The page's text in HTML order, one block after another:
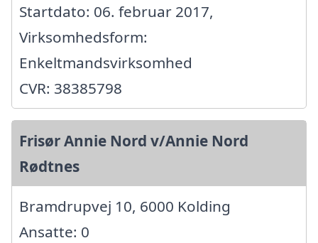
Startdato: 06. februar 2017,
Virksomhedsform:
Enkeltmandsvirksomhed
CVR: 38385798
Frisør Annie Nord v/Annie Nord
Rødtnes
Bramdrupvej 10, 6000 Kolding
Ansatte: 0